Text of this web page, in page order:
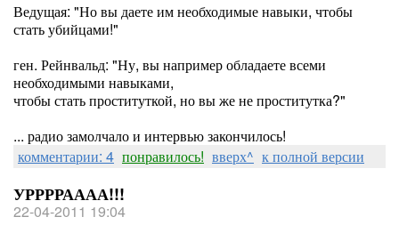
Ведущая: "Но вы даете им необходимые навыки, чтобы
стать убийцами!"
ген. Рейнвальд: "Ну, вы например обладаете всеми
необходимыми навыками,
чтобы стать проституткой, но вы же не проститутка?"
... радио замолчало и интервью закончилось!
комментарии: 4 понравилось! вверх^ к полной версии
УРРРРАААА!!!
22-04-2011 19:04